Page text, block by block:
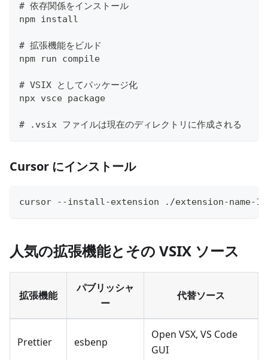
# 依存関係をインストール
npm install
# 拡張機能をビルド
npm run compile
# VSIX としてパッケージ化
npx vsce package
# .vsix ファイルは現在のディレクトリに作成される
Cursor にインストール
cursor --install-extension ./extension-name-
人気の拡張機能とその VSIX ソース
拡張機能
パブリッシャ
ー
代替ソース
Prettier esbenp
Open VSX, VS Code
GUI